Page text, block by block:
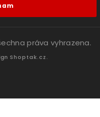
práva vyhrazena.
Shoptak.cz.